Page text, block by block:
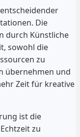
Die
durch Künstliche
sowohl die
zu
übernehmen und
Zeit für kreative
ist die
zu